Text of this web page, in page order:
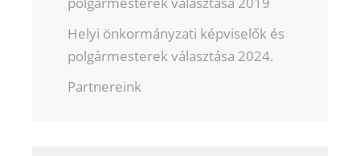
Helyi önkormányzati képviselők és
polgármesterek választása 2024.
Partnereink